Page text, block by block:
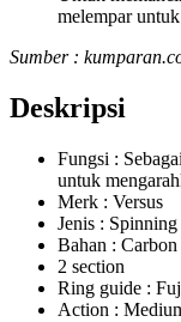
melempar
Sumber :
Deskripsi
Fungsi :
untuk
Merk : Versus
Jenis : Spinning
Bahan : Carbon
2 section
Ring guide :
Action :